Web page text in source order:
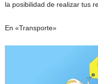
la posibilidad de realizar tus
En «Transporte»